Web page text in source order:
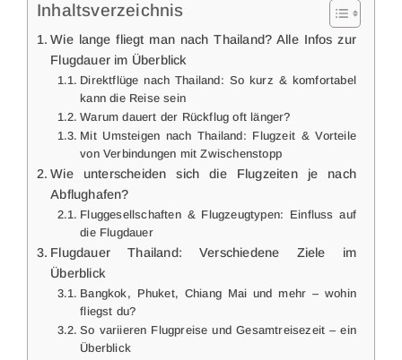
Inhaltsverzeichnis
Wie lange fliegt man nach Thailand? Alle Infos zur
Flugdauer im Überblick
Direktflüge nach Thailand: So kurz & komfortabel
kann die Reise sein
Warum dauert der Rückflug oft länger?
Mit Umsteigen nach Thailand: Flugzeit & Vorteile
von Verbindungen mit Zwischenstopp
Wie unterscheiden sich die Flugzeiten je nach
Abflughafen?
Fluggesellschaften & Flugzeugtypen: Einfluss auf
die Flugdauer
Flugdauer Thailand: Verschiedene Ziele im
Überblick
Bangkok, Phuket, Chiang Mai und mehr – wohin
fliegst du?
So variieren Flugpreise und Gesamtreisezeit – ein
Überblick